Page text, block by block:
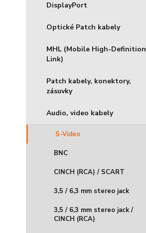
DisplayPort
Optické Patch kabely
MHL (Mobile High-Definition
Link)
Patch kabely, konektory,
zásuvky
Audio, video kabely
S-Video
BNC
CINCH (RCA) / SCART
3,5 / 6,3 mm stereo jack
3,5 / 6,3 mm stereo jack /
CINCH (RCA)